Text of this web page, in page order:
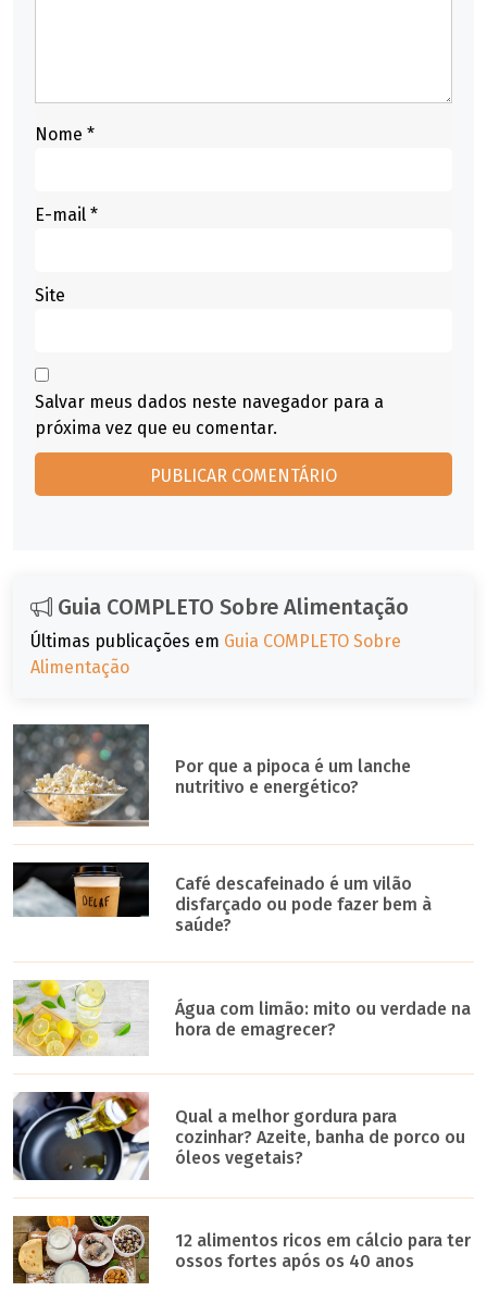
Nome *
E-mail *
Site
Salvar meus dados neste navegador para a
próxima vez que eu comentar.
Guia COMPLETO Sobre Alimentação
Últimas publicações em Guia COMPLETO Sobre
Alimentação
Por que a pipoca é um lanche
nutritivo e energético?
Café descafeinado é um vilão
disfarçado ou pode fazer bem à
saúde?
Água com limão: mito ou verdade na
hora de emagrecer?
Qual a melhor gordura para
cozinhar? Azeite, banha de porco ou
óleos vegetais?
12 alimentos ricos em cálcio para ter
ossos fortes após os 40 anos